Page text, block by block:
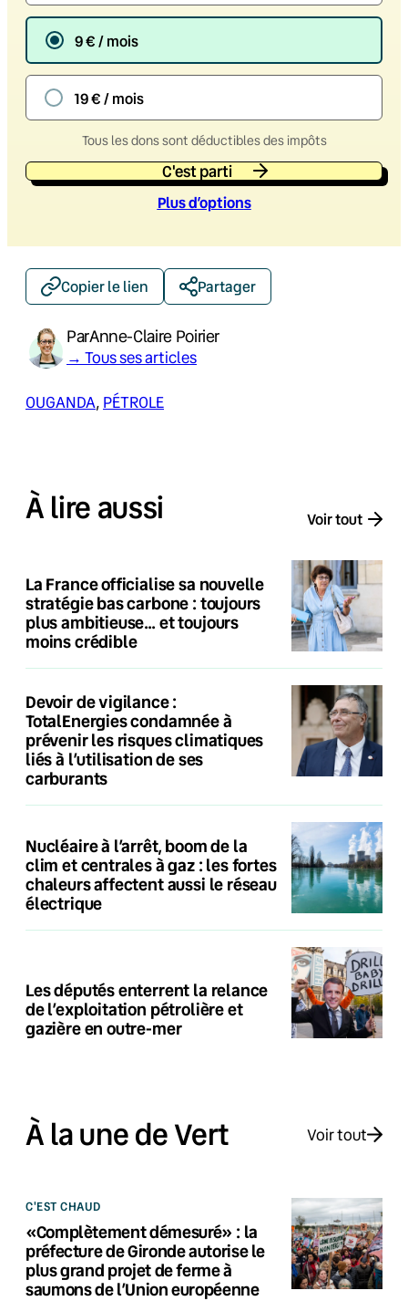
9 € / mois
19 € / mois
Tous les dons sont déductibles des impôts
C'est parti
Plus d’options
Copier le lien Partager
ParAnne-Claire Poirier
→ Tous ses articles
OUGANDA, PÉTROLE
À lire aussi Voir tout
La France officialise sa nouvelle
stratégie bas carbone : toujours
plus ambitieuse… et toujours
moins crédible
Devoir de vigilance :
TotalEnergies condamnée à
prévenir les risques climatiques
liés à l’utilisation de ses
carburants
Nucléaire à l’arrêt, boom de la
clim et centrales à gaz : les fortes
chaleurs affectent aussi le réseau
électrique
Les députés enterrent la relance
de l’exploitation pétrolière et
gazière en outre-mer
À la une de Vert Voir tout
C'EST CHAUD
«Complètement démesuré» : la
préfecture de Gironde autorise le
plus grand projet de ferme à
saumons de l’Union européenne